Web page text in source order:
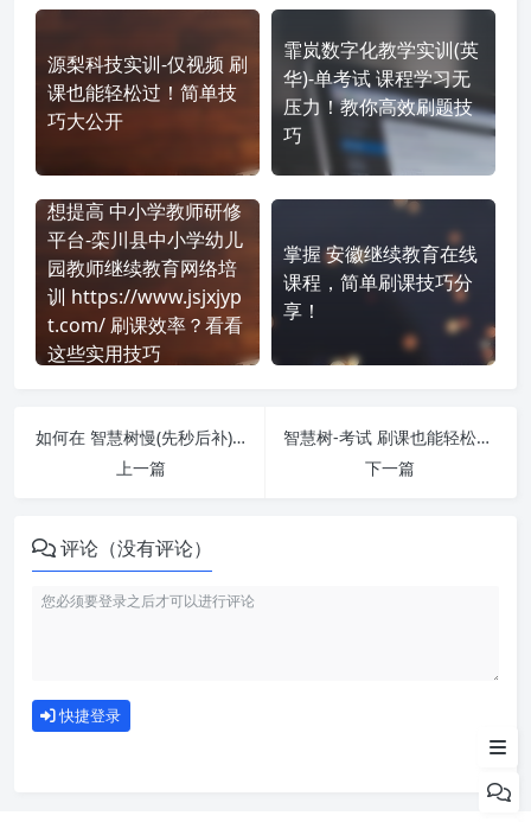
源梨科技实训-仅视频 刷
课也能轻松过！简单技
巧大公开
霏岚数字化教学实训(英
华)-单考试 课程学习无
压力！教你高效刷题技
巧
想提高 中小学教师研修
平台-栾川县中小学幼儿
园教师继续教育网络培
训 https://www.jsjxjyp
t.com/ 刷课效率？看看
这些实用技巧
掌握 安徽继续教育在线
课程，简单刷课技巧分
享！
如何在 智慧树慢(先秒后补) 平台快速完成学习任务？
上一篇
智慧树-考试 刷课也能轻松过！简单技巧大公开
下一篇
评论（没有评论）
快捷登录